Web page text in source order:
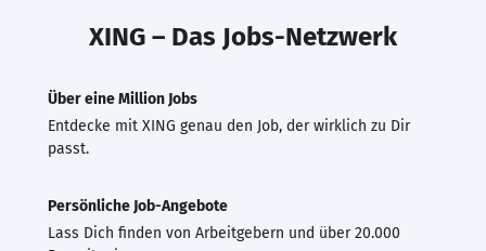
XING – Das Jobs-Netzwerk
Über eine Million Jobs
Entdecke mit XING genau den Job, der wirklich zu Dir
passt.
Persönliche Job-Angebote
Lass Dich finden von Arbeitgebern und über 20.000